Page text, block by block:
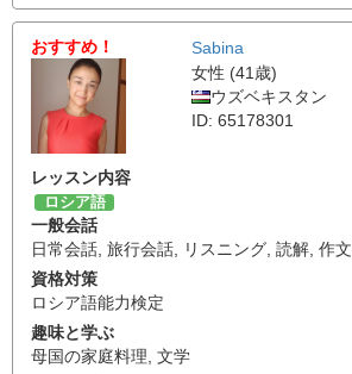
おすすめ！
Sabina
女性 (41歳)
ウズベキスタン
ID: 65178301
レッスン内容
ロシア語
一般会話
日常会話, 旅行会話, リスニング, 読解, 作文
資格対策
ロシア語能力検定
趣味と学ぶ
母国の家庭料理, 文学